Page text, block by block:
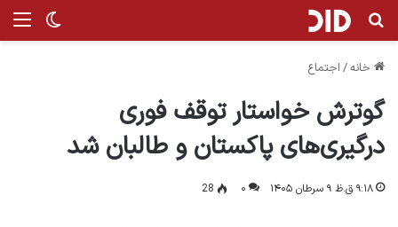
تغییر جستجو برای
خانه/ اجتماع
گوترش خواستار توقف فوری
درگیری‌های پاکستان و طالبان شد
۹:۱۸ ق.ظ ۹ سرطان ۱۴۰۵ ۰ 28